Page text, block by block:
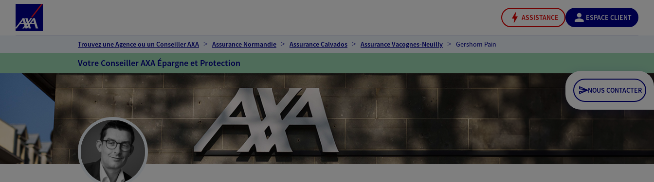
ASSISTANCE ESPACE CLIENT
Trouvez une Agence ou un Conseiller AXA Assurance Normandie Assurance Calvados Assurance Vacognes-Neuilly Gershom Pain
Votre Conseiller AXA Épargne et Protection
NOUS CONTACTER